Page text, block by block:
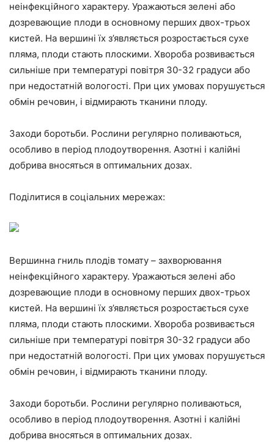
неінфекційного характеру. Уражаються зелені або
дозревающие плоди в основному перших двох-трьох
кистей. На вершині їх з’являється розростається сухе
пляма, плоди стають плоскими. Хвороба розвивається
сильніше при температурі повітря 30-32 градуси або
при недостатній вологості. При цих умовах порушується
обмін речовин, і відмирають тканини плоду.
Заходи боротьби. Рослини регулярно поливаються,
особливо в період плодоутворення. Азотні і калійні
добрива вносяться в оптимальних дозах.
Поділитися в соціальних мережах:
Вершинна гниль плодів томату – захворювання
неінфекційного характеру. Уражаються зелені або
дозревающие плоди в основному перших двох-трьох
кистей. На вершині їх з’являється розростається сухе
пляма, плоди стають плоскими. Хвороба розвивається
сильніше при температурі повітря 30-32 градуси або
при недостатній вологості. При цих умовах порушується
обмін речовин, і відмирають тканини плоду.
Заходи боротьби. Рослини регулярно поливаються,
особливо в період плодоутворення. Азотні і калійні
добрива вносяться в оптимальних дозах.